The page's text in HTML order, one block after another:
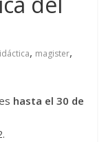
, magister,
hasta el 30 de